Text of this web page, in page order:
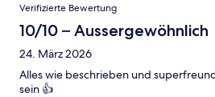
Verifizierte Bewertung
10/10 – Aussergewöhnlich
24. März 2026
Alles wie beschrieben und
sein 👍